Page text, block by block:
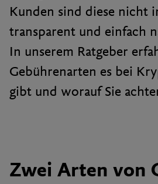
Kunden sind diese nicht
transparent und einfach
In unserem Ratgeber
Gebührenarten es bei
gibt und worauf Sie
Zwei Arten von